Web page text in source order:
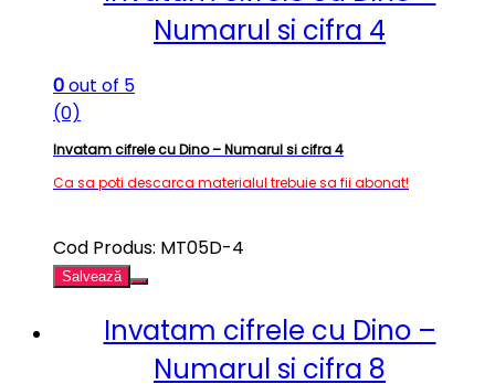
Numarul si cifra 4
0out of 5
(0)
Invatam cifrele cu Dino – Numarul si cifra 4
Ca sa poti descarca materialul trebuie sa fii abonat!
Cod Produs: MT05D-4
Salvează
Invatam cifrele cu Dino –
Numarul si cifra 8